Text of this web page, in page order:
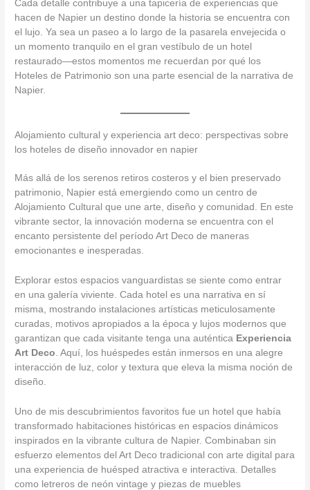
Cada detalle contribuye a una tapicería de experiencias que
hacen de Napier un destino donde la historia se encuentra con
el lujo. Ya sea un paseo a lo largo de la pasarela envejecida o
un momento tranquilo en el gran vestíbulo de un hotel
restaurado—estos momentos me recuerdan por qué los
Hoteles de Patrimonio son una parte esencial de la narrativa de
Napier.
Alojamiento cultural y experiencia art deco: perspectivas sobre
los hoteles de diseño innovador en napier
Más allá de los serenos retiros costeros y el bien preservado
patrimonio, Napier está emergiendo como un centro de
Alojamiento Cultural que une arte, diseño y comunidad. En este
vibrante sector, la innovación moderna se encuentra con el
encanto persistente del período Art Deco de maneras
emocionantes e inesperadas.
Explorar estos espacios vanguardistas se siente como entrar
en una galería viviente. Cada hotel es una narrativa en sí
misma, mostrando instalaciones artísticas meticulosamente
curadas, motivos apropiados a la época y lujos modernos que
garantizan que cada visitante tenga una auténtica Experiencia
Art Deco . Aquí, los huéspedes están inmersos en una alegre
interacción de luz, color y textura que eleva la misma noción de
diseño.
Uno de mis descubrimientos favoritos fue un hotel que había
transformado habitaciones históricas en espacios dinámicos
inspirados en la vibrante cultura de Napier. Combinaban sin
esfuerzo elementos del Art Deco tradicional con arte digital para
una experiencia de huésped atractiva e interactiva. Detalles
como letreros de neón vintage y piezas de muebles